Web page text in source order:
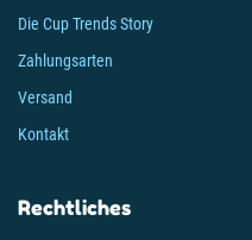
Die Cup Trends Story
Zahlungsarten
Versand
Kontakt
Rechtliches